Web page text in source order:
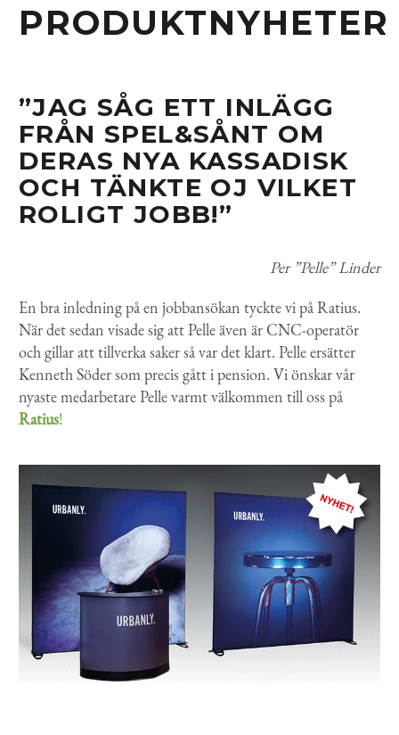
PRODUKTNYHETER
”JAG SÅG ETT INLÄGG
FRÅN SPEL&SÅNT OM
DERAS NYA KASSADISK
OCH TÄNKTE OJ VILKET
ROLIGT JOBB!”
Per ”Pelle” Linder
En bra inledning på en jobbansökan tyckte vi på Ratius.
När det sedan visade sig att Pelle även är CNC-operatör
och gillar att tillverka saker så var det klart. Pelle ersätter
Kenneth Söder som precis gått i pension. Vi önskar vår
nyaste medarbetare Pelle varmt välkommen till oss på
Ratius!